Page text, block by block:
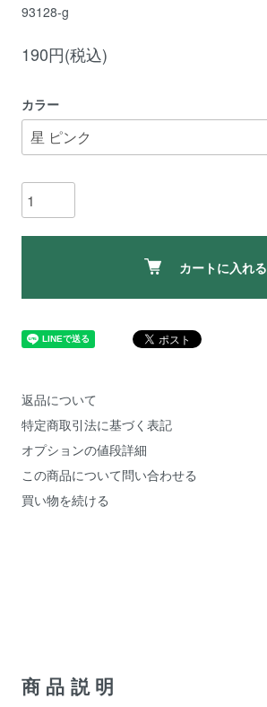
93128-g
190円(税込)
カラー
カートに入れる
返品について
特定商取引法に基づく表記
オプションの値段詳細
この商品について問い合わせる
買い物を続ける
商品説明